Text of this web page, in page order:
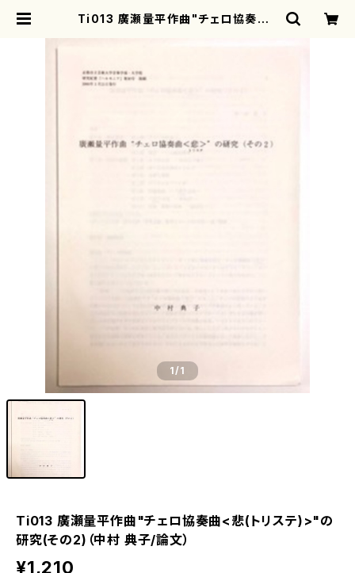
Ti013 廣瀬量平作曲"チェロ協奏曲<
1/1
Ti013 廣瀬量平作曲"チェロ協奏曲<悲(トリステ)>"の
研究(その2)（中村 典子/論文）
¥1,210